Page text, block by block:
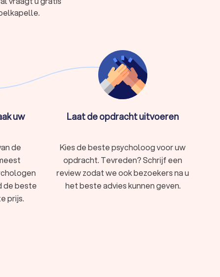
filteropties om de perfecte match te vinden voor
de eerste stap richting een gezonder,
uw
de
de beste
prijs.
Laat de opdracht uitvoeren
Kies de beste psycholoog voor uw
opdracht. Tevreden? Schrijf een
review zodat we ook bezoekers na u
het beste advies kunnen geven.